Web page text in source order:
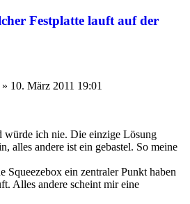
Festplatte lauft auf der
» 10. März 2011 19:01
würde ich nie. Die einzige Lösung
alles andere ist ein gebastel. So meine
Squeezebox ein zentraler Punkt haben
Alles andere scheint mir eine